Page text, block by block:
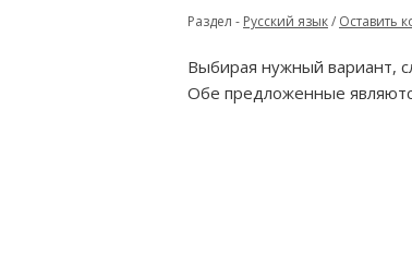
Раздел - Русский язык/ Оставить
Выбирая нужный вариант,
Обе предложенные